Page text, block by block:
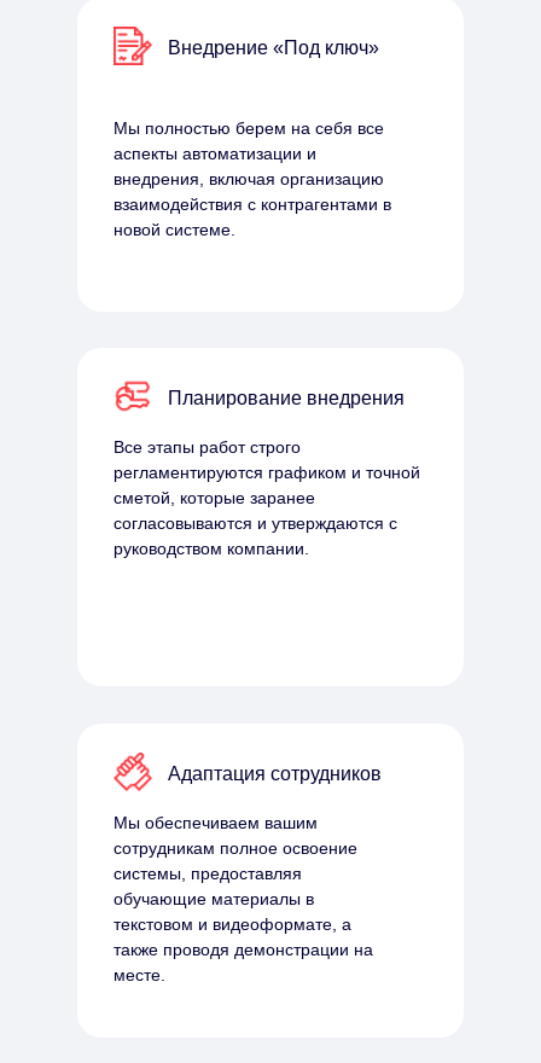
Внедрение «Под ключ»
Мы полностью берем на себя все
аспекты автоматизации и
внедрения, включая организацию
взаимодействия с контрагентами в
новой системе.
Планирование внедрения
Все этапы работ строго
регламентируются графиком и точной
сметой, которые заранее
согласовываются и утверждаются с
руководством компании.
Адаптация сотрудников
Мы обеспечиваем вашим
сотрудникам полное освоение
системы, предоставляя
обучающие материалы в
текстовом и видеоформате, а
также проводя демонстрации на
месте.